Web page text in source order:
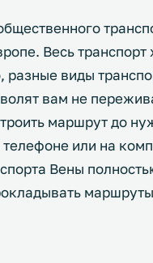
Весь транспорт
разные виды
вам не
маршрут до
или на
Вены